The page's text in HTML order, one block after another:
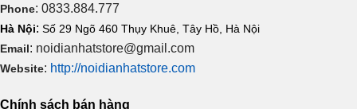
Phone: 0833.884.777
Hà Nội: Số 29 Ngõ 460 Thụy Khuê, Tây Hồ, Hà Nội
Email: noidianhatstore@gmail.com
Website: http://noidianhatstore.com
Chính sách bán hàng